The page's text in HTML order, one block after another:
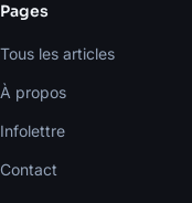
Pages
Tous les articles
À propos
Infolettre
Contact